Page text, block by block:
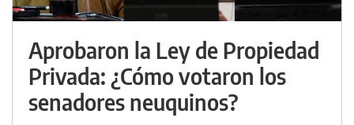
Aprobaron la Ley de Propiedad
Privada: ¿Cómo votaron los
senadores neuquinos?